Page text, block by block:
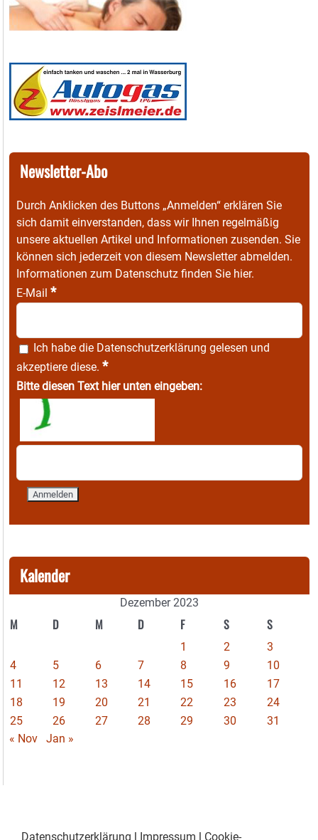
Newsletter-Abo
Durch Anklicken des Buttons „Anmelden“ erklären Sie
sich damit einverstanden, dass wir Ihnen regelmäßig
unsere aktuellen Artikel und Informationen zusenden. Sie
können sich jederzeit von diesem Newsletter abmelden.
Informationen zum Datenschutz finden Sie hier.
E-Mail *
Ich habe die Datenschutzerklärung gelesen und
akzeptiere diese. *
Bitte diesen Text hier unten eingeben:
Kalender
Dezember 2023
M D M D F S S
1 2
3
4
5 6 7 8 9
10
11
12 13 14 15 16
17
18
19 20 21 22 23
24
25
26 27 28 29 30
31
« Nov
Jan »
Datenschutzerklärung Impressum Cookie-